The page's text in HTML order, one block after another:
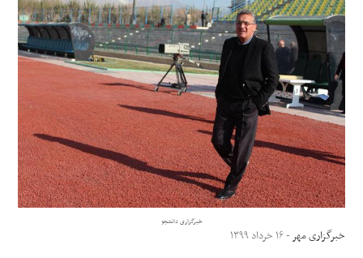
ورزشی
جهان
اجتماعی
حوادث
علوم و فن آوری
فرهنگی و هنری
خبرگزاری دانشجو
خبرگزاری مهر- ۱۶ خرداد ۱۳۹۹